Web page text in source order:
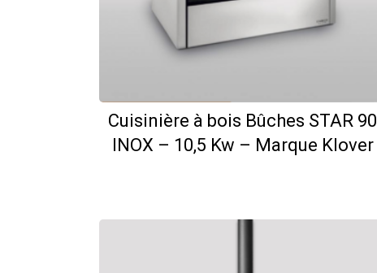
Cuisinière à bois Bûches STAR 90
INOX – 10,5 Kw – Marque Klover